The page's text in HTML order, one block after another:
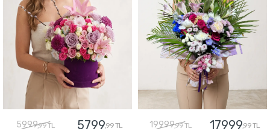
5999,99 TL 5799,99 TL 19999,99 TL 17999,99 TL